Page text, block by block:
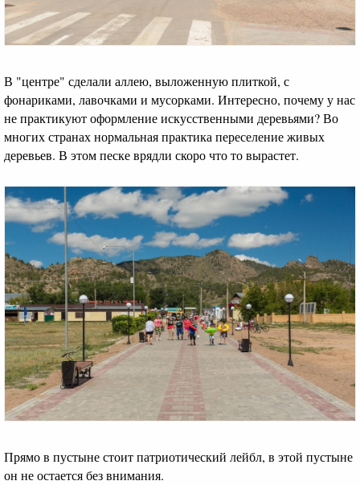
В "центре" сделали аллею, выложенную плиткой, с
фонариками, лавочками и мусорками. Интересно, почему у нас
не практикуют оформление искусственными деревьями? Во
многих странах нормальная практика переселение живых
деревьев. В этом песке врядли скоро что то вырастет.
Прямо в пустыне стоит патриотический лейбл, в этой пустыне
он не остается без внимания.